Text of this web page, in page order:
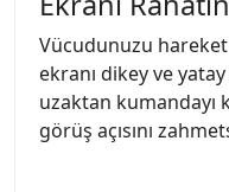
Vücudunuzu
ekranı dikey ve
uzaktan kumandayı
görüş açısını